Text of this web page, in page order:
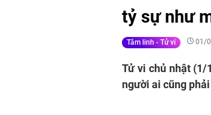
tỷ sự như
Tâm linh - Tử vi 01/
Tử vi chủ nhật (1/
người ai cũng